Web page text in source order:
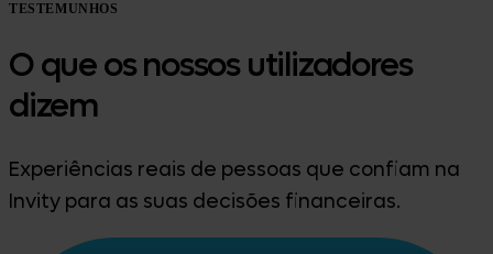
TESTEMUNHOS
O que os nossos utilizadores
dizem
Experiências reais de pessoas que confiam na
Invity para as suas decisões financeiras.